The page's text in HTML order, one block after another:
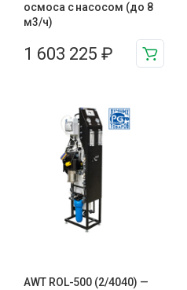
осмоса с насосом (до 8
м3/ч)
1 603 225 ₽
AWT ROL-500 (2/4040) —